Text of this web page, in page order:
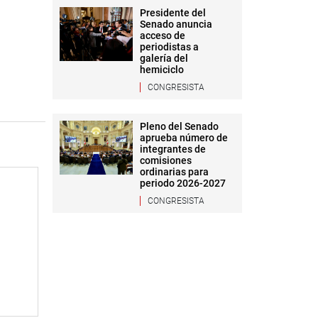
Presidente del
Senado anuncia
acceso de
periodistas a
galería del
hemiciclo
CONGRESISTA
Pleno del Senado
aprueba número de
integrantes de
comisiones
ordinarias para
periodo 2026-2027
CONGRESISTA